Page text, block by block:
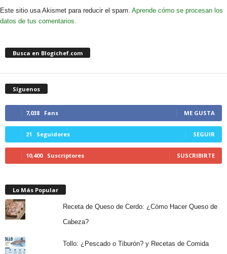
Este sitio usa Akismet para reducir el spam. Aprende cómo se procesan los
datos de tus comentarios.
Busca en Blogichef.com
Síguenos
7,038 Fans ME GUSTA
21 Seguidores SEGUIR
10,400 Suscriptores SUSCRIBIRTE
Lo Más Popular
Receta de Queso de Cerdo: ¿Cómo Hacer Queso de
Cabeza?
Tollo: ¿Pescado o Tiburón? y Recetas de Comida